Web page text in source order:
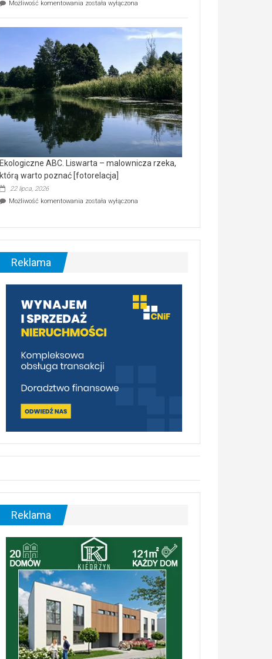
Możliwość komentowania Ekologiczne
wśród
nietoperzy
[wideo]
została wyłączona
Ekologiczne ABC. Liswarta – malownicza rzeka,
którą warto poznać [fotorelacja]
22 lipca, 2026
Możliwość komentowania Ekologiczne
–
malownicza
[fotorelacja]
została wyłączona
Reklama
Reklama